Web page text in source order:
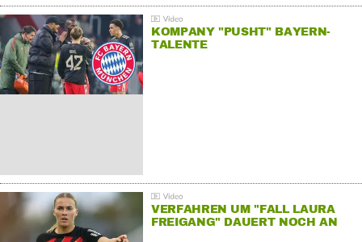
KOMPANY "PUSHT" BAYERN-
TALENTE
VERFAHREN UM "FALL LAURA
FREIGANG" DAUERT NOCH AN